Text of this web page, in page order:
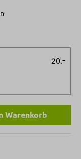
20.-
Warenkorb